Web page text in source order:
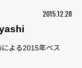
2015.12.28
よる2015年ベス